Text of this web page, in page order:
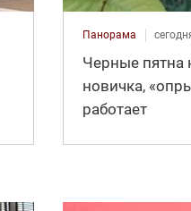
Панорама
Черные пятна
новичка,
работает